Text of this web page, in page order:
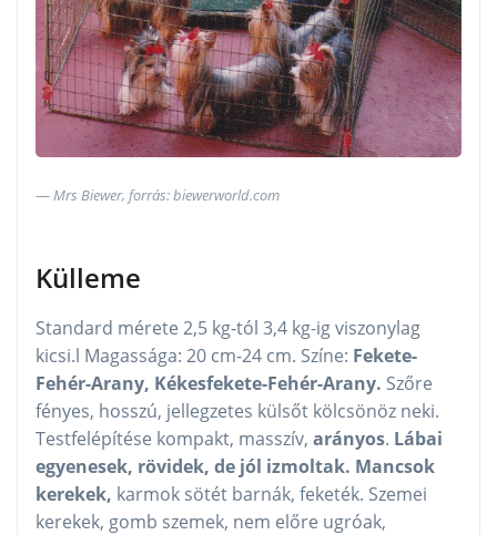
Mrs Biewer, forrás: biewerworld.com
Külleme
Standard mérete 2,5 kg-tól 3,4 kg-ig viszonylag
kicsi.l Magassága: 20 cm-24 cm. Színe: Fekete-
Fehér-Arany, Kékesfekete-Fehér-Arany. Szőre
fényes, hosszú, jellegzetes külsőt kölcsönöz neki.
Testfelépítése kompakt, masszív, arányos. Lábai
egyenesek, rövidek, de jól izmoltak. Mancsok
kerekek, karmok sötét barnák, feketék. Szemei
kerekek, gomb szemek, nem előre ugróak,